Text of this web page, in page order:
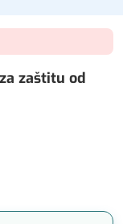
zaštitu od